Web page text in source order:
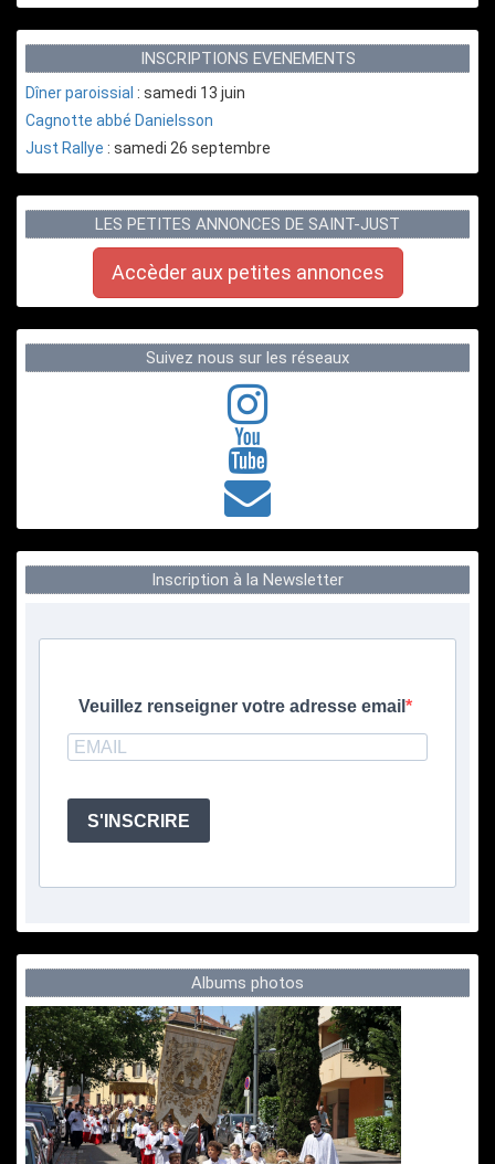
INSCRIPTIONS EVENEMENTS
Dîner paroissial : samedi 13 juin
Cagnotte abbé Danielsson
Just Rallye : samedi 26 septembre
LES PETITES ANNONCES DE SAINT-JUST
Accèder aux petites annonces
Suivez nous sur les réseaux
Inscription à la Newsletter
Veuillez renseigner votre adresse email
S'INSCRIRE
Albums photos